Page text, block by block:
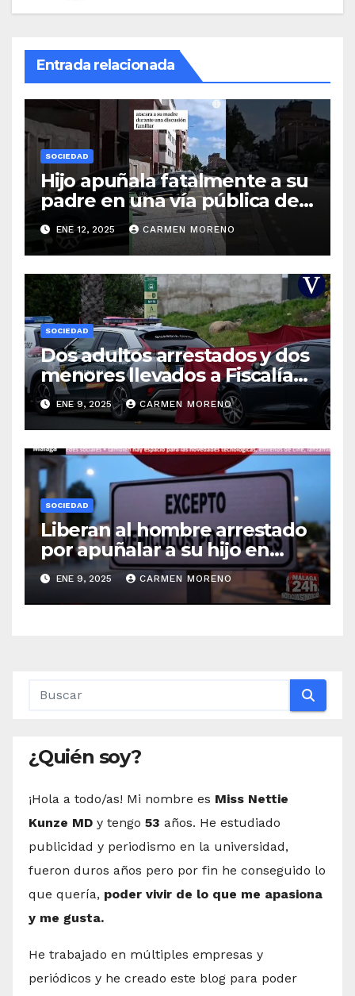
Entrada relacionada
SOCIEDAD
Hijo apuñala fatalmente a su
padre en una vía pública de
Palencia
ENE 12, 2025 CARMEN MORENO
SOCIEDAD
Dos adultos arrestados y dos
menores llevados a Fiscalía
por el homicidio de un joven
en Gerena, Sevilla
ENE 9, 2025 CARMEN MORENO
SOCIEDAD
Liberan al hombre arrestado
por apuñalar a su hijo en
Málaga
ENE 9, 2025 CARMEN MORENO
¿Quién soy?
¡Hola a todo/as! Mi nombre es Miss Nettie
Kunze MD y tengo 53 años. He estudiado
publicidad y periodismo en la universidad,
fueron duros años pero por fin he conseguido lo
que quería, poder vivir de lo que me apasiona
y me gusta.
He trabajado en múltiples empresas y
periódicos y he creado este blog para poder